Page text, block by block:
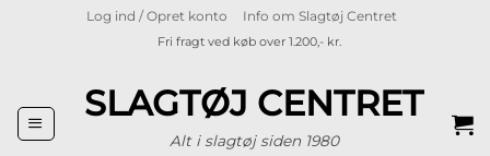
Log ind / Opret konto Info om Slagtøj Centret
Fri fragt ved køb over 1.200,- kr.
SLAGTØJ CENTRET
Alt i slagtøj siden 1980